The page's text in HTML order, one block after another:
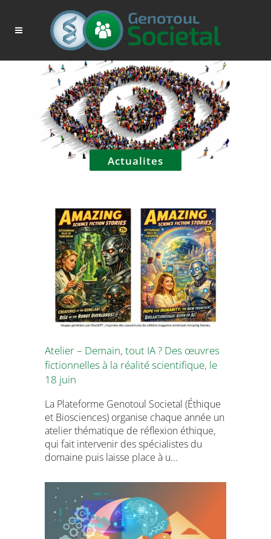
Actualites
Atelier – Demain, tout IA ? Des œuvres
fictionnelles à la réalité scientifique, le
18 juin
La Plateforme Genotoul Societal (Éthique
et Biosciences) organise chaque année un
atelier thématique de réflexion éthique,
qui fait intervenir des spécialistes du
domaine puis laisse place à u...